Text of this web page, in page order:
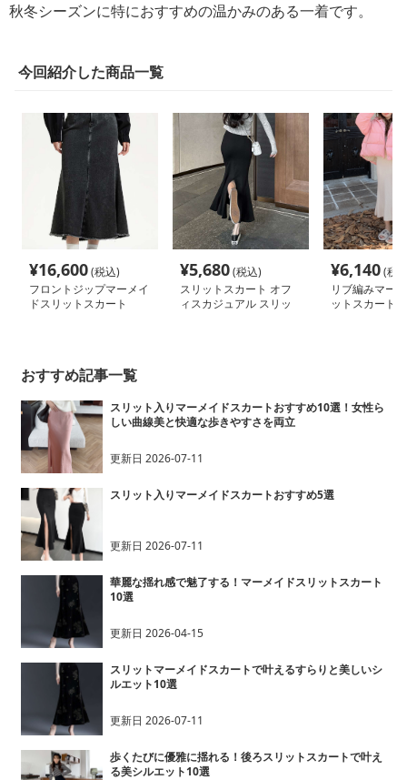
秋冬シーズンに特におすすめの温かみのある一着です。
今回紹介した商品一覧
¥16,600(税込)
フロントジップマーメイ
ドスリットスカート
¥5,680(税込)
スリットスカート オフ
ィスカジュアル スリッ
¥6,140(税
リブ編みマー
ットスカート
おすすめ記事一覧
スリット入りマーメイドスカートおすすめ10選！女性ら
しい曲線美と快適な歩きやすさを両立
更新日 2026-07-11
スリット入りマーメイドスカートおすすめ5選
更新日 2026-07-11
華麗な揺れ感で魅了する！マーメイドスリットスカート
10選
更新日 2026-04-15
スリットマーメイドスカートで叶えるすらりと美しいシ
ルエット10選
更新日 2026-07-11
歩くたびに優雅に揺れる！後ろスリットスカートで叶え
る美シルエット10選